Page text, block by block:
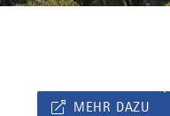
MEHR DAZU